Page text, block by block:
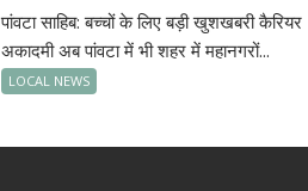
पांवटा साहिब: बच्चों के लिए बड़ी खुशखबरी कैरियर
अकादमी अब पांवटा में भी शहर में महानगरों...
LOCAL NEWS